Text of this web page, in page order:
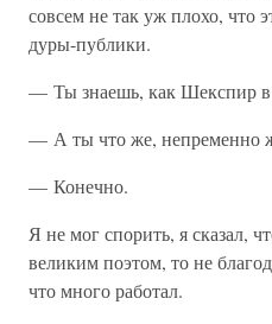
совсем не так уж плохо, что
дуры-публики.
— Ты знаешь, как Шекспир в
— А ты что же, непременно
— Конечно.
Я не мог спорить, я сказал,
великим поэтом, то не
что много работал.